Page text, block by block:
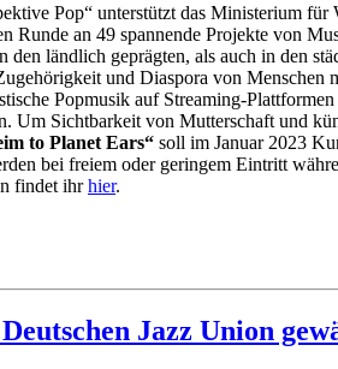
Pop“ unterstützt das Ministerium
Runde an 49 spannende Projekte von
ländlich geprägten, als auch in den
und Diaspora von Menschen
Popmusik auf Streaming-
Um Sichtbarkeit von Mutterschaft und
to Planet Ears“ soll im Januar 2023
bei freiem oder geringem Eintritt
findet ihrhier.
Jazz Union